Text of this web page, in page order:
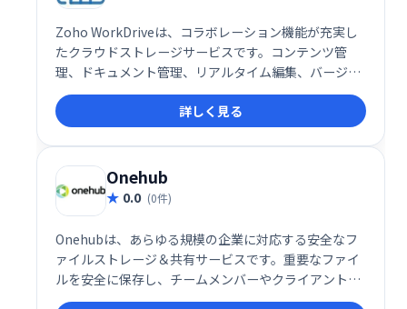
Zoho WorkDriveは、コラボレーション機能が充実し
たクラウドストレージサービスです。コンテンツ管
理、ドキュメント管理、リアルタイム編集、バージョ
ン管理などを提供し、チームでの作業効率を向上させ
ます。SaaS、iOS、Androidに対応し、ドキュメント
やウェビナーによるトレーニングも用意。月額$2.50〜
利用可能で、無料プランと無料トライアルも提供して
います。Onehub、Box、Tresoritなどとの競合製品
として、高い利便性を誇ります。
詳しく見る
Onehub
0.0 (0件)
Onehubは、あらゆる規模の企業に対応する安全なフ
ァイルストレージ＆共有サービスです。重要なファイ
ルを安全に保存し、チームメンバーやクライアントと
簡単に共有できます。スムーズな共同作業を実現し、